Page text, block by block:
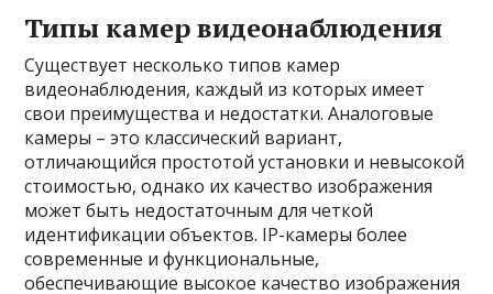
Типы камер видеонаблюдения
Существует несколько типов камер
видеонаблюдения, каждый из которых имеет
свои преимущества и недостатки. Аналоговые
камеры – это классический вариант,
отличающийся простотой установки и невысокой
стоимостью, однако их качество изображения
может быть недостаточным для четкой
идентификации объектов. IP-камеры более
современные и функциональные,
обеспечивающие высокое качество изображения